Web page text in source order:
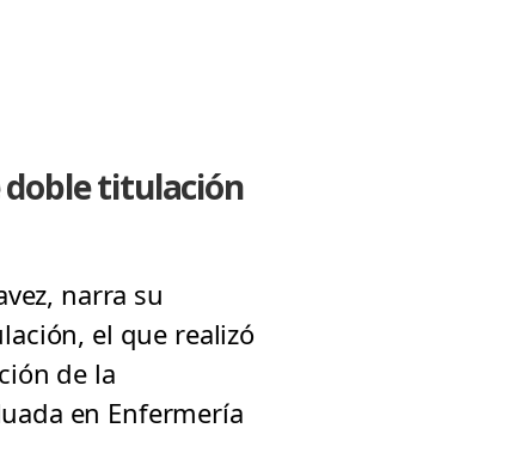
doble titulación
narra su
el que realizó
de la
en Enfermería